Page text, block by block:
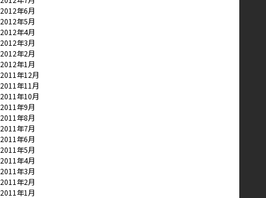
2012年6月
2012年5月
2012年4月
2012年3月
2012年2月
2012年1月
2011年12月
2011年11月
2011年10月
2011年9月
2011年8月
2011年7月
2011年6月
2011年5月
2011年4月
2011年3月
2011年2月
2011年1月